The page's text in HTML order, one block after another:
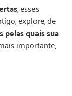
, esses
explore, de
pelas quais sua
importante,